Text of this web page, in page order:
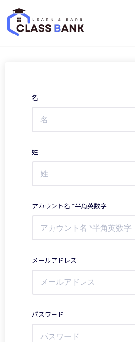
content
名
姓
アカウント名 *半角英数字
メールアドレス
パスワード